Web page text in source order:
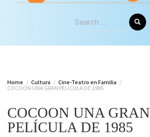
Search
for:
Home Cultura
Cine-Teatro en Familia
COCOON UNA GRAN PELÍCULA DE 1985
COCOON UNA GRAN
PELÍCULA DE 1985